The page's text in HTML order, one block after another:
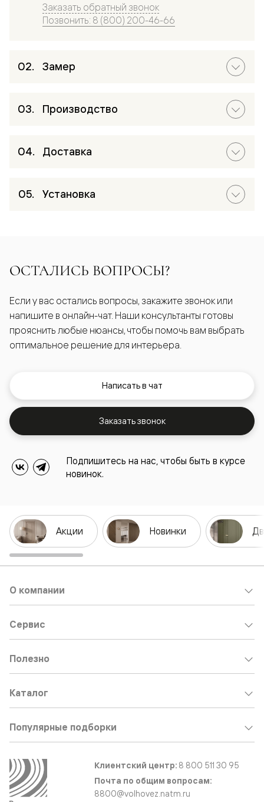
Заказать обратный звонок
Позвонить: 8 (800) 200-46-66
Замер
Производство
Доставка
Установка
ОСТАЛИСЬ ВОПРОСЫ?
Если у вас остались вопросы, закажите звонок или
напишите в онлайн-чат. Наши консультанты готовы
прояснить любые нюансы, чтобы помочь вам выбрать
оптимальное решение для интерьера.
Написать в чат
Заказать звонок
Подпишитесь на нас, чтобы быть в курсе
новинок.
Акции Новинки
О компании
Сервис
Полезно
Каталог
Популярные подборки
Клиентский центр: 8 800 511 30 95
Почта по общим вопросам:
8800@volhovez.natm.ru